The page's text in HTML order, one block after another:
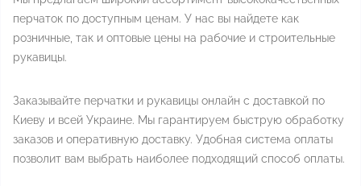
перчаток по доступным ценам. У нас вы найдете как
розничные, так и оптовые цены на рабочие и строительные
рукавицы.
Заказывайте перчатки и рукавицы онлайн с доставкой по
Киеву и всей Украине. Мы гарантируем быструю обработку
заказов и оперативную доставку. Удобная система оплаты
позволит вам выбрать наиболее подходящий способ оплаты.